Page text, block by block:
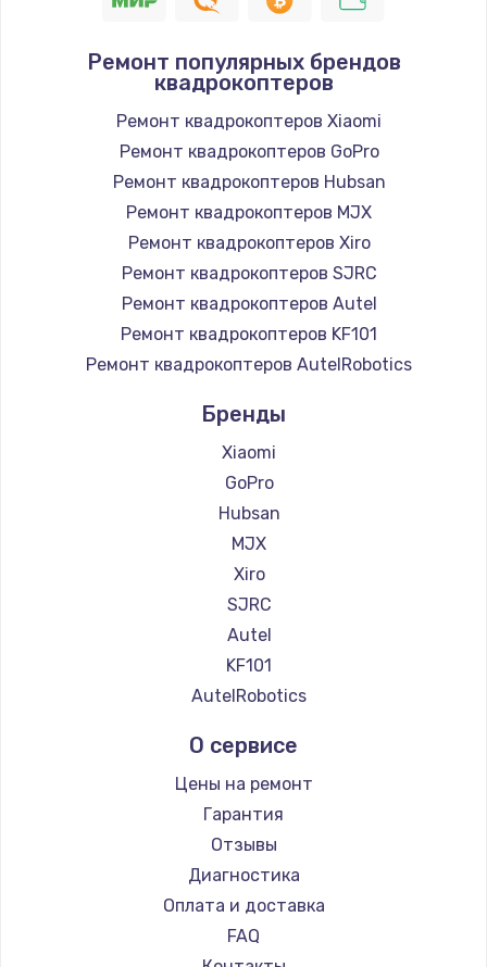
Ремонт популярных брендов
квадрокоптеров
Ремонт квадрокоптеров Xiaomi
Ремонт квадрокоптеров GoPro
Ремонт квадрокоптеров Hubsan
Ремонт квадрокоптеров MJX
Ремонт квадрокоптеров Xiro
Ремонт квадрокоптеров SJRC
Ремонт квадрокоптеров Autel
Ремонт квадрокоптеров KF101
Ремонт квадрокоптеров AutelRobotics
Бренды
Xiaomi
GoPro
Hubsan
MJX
Xiro
SJRC
Autel
KF101
AutelRobotics
О сервисе
Цены на ремонт
Гарантия
Отзывы
Диагностика
Оплата и доставка
FAQ